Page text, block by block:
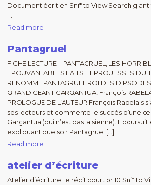
Document écrit en Sni* to View Search
[…]
Read more
Pantagruel
FICHE LECTURE – PANTAGRUEL, LES
EPOUVANTABLES FAITS ET PROUESSES DU
RENOMME PANTAGRUEL ROI DES
GRAND GEANT GARGANTUA, François
PROLOGUE DE L’AUTEUR François Rabelais
ses lecteurs et commente le succès d’une
Gargantua (qui n’est pas la sienne). Il poursuit
expliquant que son Pantagruel […]
Read more
atelier d’écriture
Atelier d’écriture: le récit court or 10 Sni* to